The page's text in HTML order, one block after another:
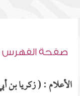
صفحة الفهرس
الأعلام : ( زكريا بن